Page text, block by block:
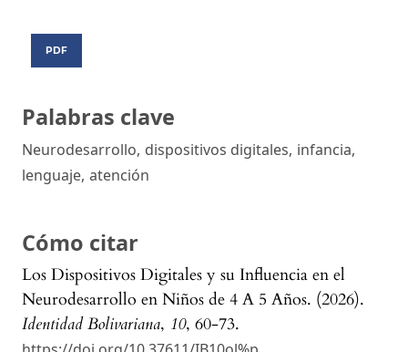
Palabras clave
Neurodesarrollo, dispositivos digitales, infancia,
lenguaje, atención
Cómo citar
Los Dispositivos Digitales y su Influencia en el
Neurodesarrollo en Niños de 4 A 5 Años. (2026).
Identidad Bolivariana, 10, 60-73.
PDF